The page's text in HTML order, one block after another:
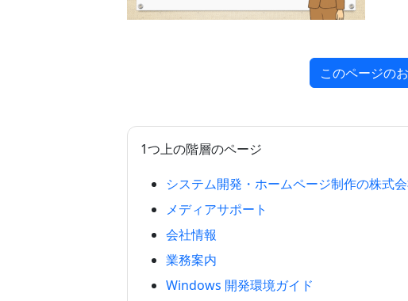
このページの
1つ上の階層のページ
システム開発・ホームページ制作の株式
メディアサポート
会社情報
業務案内
Windows 開発環境ガイド